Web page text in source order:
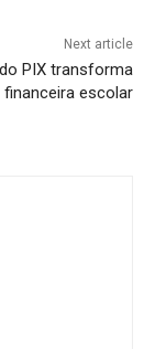
Next article
PIX transforma
escolar